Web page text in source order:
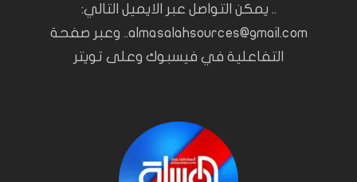
.. يمكن التواصل عبر الايميل التالي:
almasalahsources@gmail.com.. وعبر صفحة
التفاعلية في فيسبوك وعلى تويتر